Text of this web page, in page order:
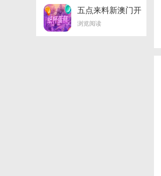
五点来料新澳门开
奖结果
浏览阅读